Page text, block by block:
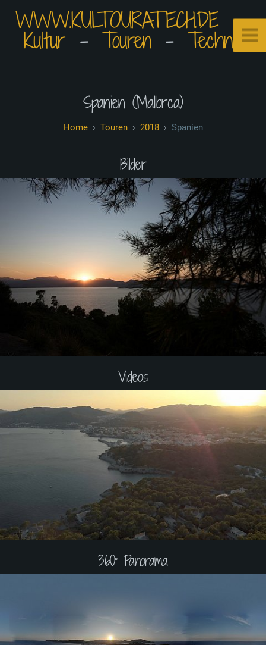
WWW.KULTOURATECH.DE⠀•⠀
Kultur⠀-⠀ Touren⠀-⠀Technik
Spanien (Mallorca)
Touren 2018 Spanien
Bilder
Videos
360° Panorama